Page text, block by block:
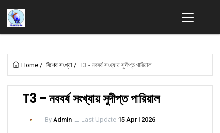
Home / বিশেষ সংখ্যা / T3 - নববর্ষ সংখ্যায় সুদীপ্ত পারিয়াল
T3 - নববর্ষ সংখ্যায় সুদীপ্ত পারিয়াল
By Admin ــ Last Update 15 April 2026